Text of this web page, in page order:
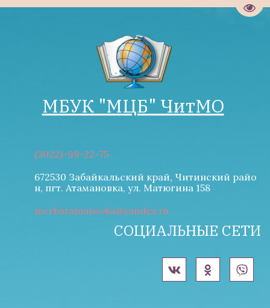
МБУК "М­­ЦБ" ЧитМО
(3022)-99-22-75
672530 Забайкальский край, Читинский райо
н, пгт. Атамановка, ул. Матюгина 158
mcrbatamanovka@yandex.ru
СОЦИАЛЬНЫЕ СЕТИ